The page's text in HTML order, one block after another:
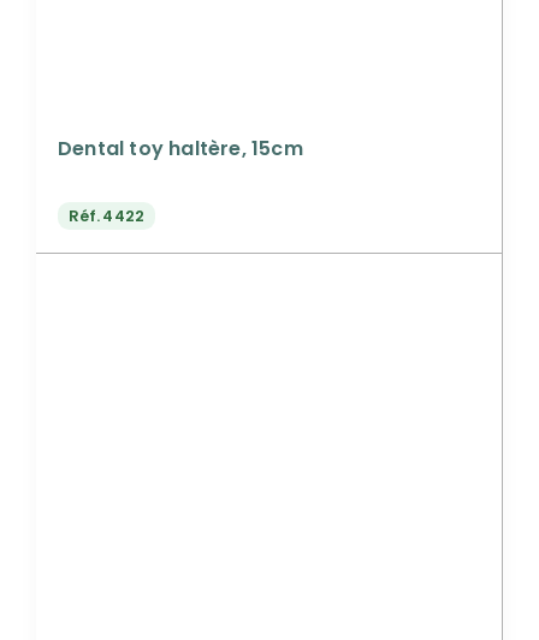
Dental toy haltère, 15cm
Réf.4422